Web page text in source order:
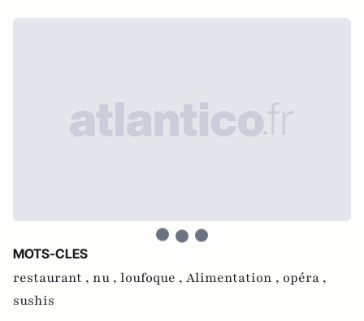
MOTS-CLES
restaurant , nu , loufoque , Alimentation , opéra ,
sushis